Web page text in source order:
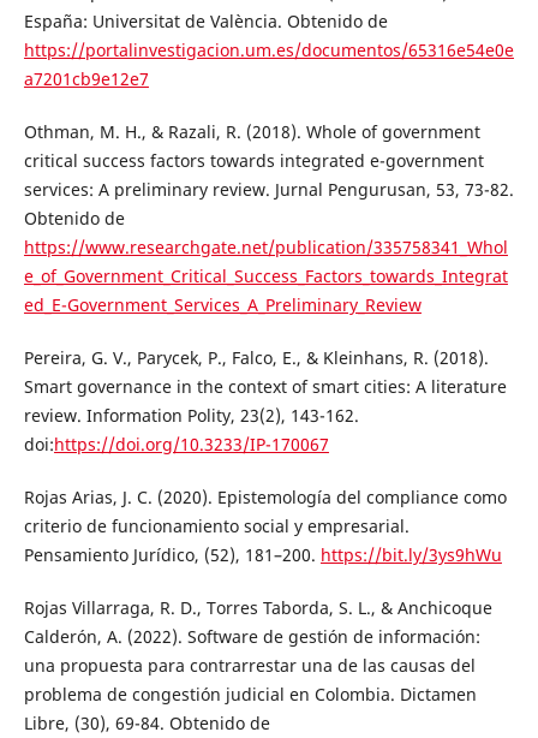
España: Universitat de València. Obtenido de
https://portalinvestigacion.um.es/documentos/65316e54e0e
a7201cb9e12e7
Othman, M. H., & Razali, R. (2018). Whole of government
critical success factors towards integrated e-government
services: A preliminary review. Jurnal Pengurusan, 53, 73-82.
Obtenido de
https://www.researchgate.net/publication/335758341_Whol
e_of_Government_Critical_Success_Factors_towards_Integrat
ed_E-Government_Services_A_Preliminary_Review
Pereira, G. V., Parycek, P., Falco, E., & Kleinhans, R. (2018).
Smart governance in the context of smart cities: A literature
review. Information Polity, 23(2), 143-162.
doi:https://doi.org/10.3233/IP-170067
Rojas Arias, J. C. (2020). Epistemología del compliance como
criterio de funcionamiento social y empresarial.
Pensamiento Jurídico, (52), 181–200. https://bit.ly/3ys9hWu
Rojas Villarraga, R. D., Torres Taborda, S. L., & Anchicoque
Calderón, A. (2022). Software de gestión de información:
una propuesta para contrarrestar una de las causas del
problema de congestión judicial en Colombia. Dictamen
Libre, (30), 69-84. Obtenido de